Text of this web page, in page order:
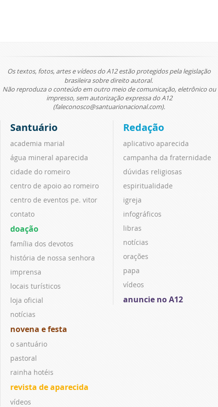
Os textos, fotos, artes e vídeos do A12 estão protegidos pela legislação
brasileira sobre direito autoral.
Não reproduza o conteúdo em outro meio de comunicação, eletrônico ou
impresso, sem autorização expressa do A12
(faleconosco@santuarionacional.com).
Santuário
academia marial
água mineral aparecida
cidade do romeiro
centro de apoio ao romeiro
centro de eventos pe. vitor
contato
doação
família dos devotos
história de nossa senhora
imprensa
locais turísticos
loja oficial
notícias
novena e festa
o santuário
pastoral
rainha hotéis
revista de aparecida
vídeos
Redação
aplicativo aparecida
campanha da fraternidade
dúvidas religiosas
espiritualidade
igreja
infográficos
libras
notícias
orações
papa
vídeos
anuncie no A12